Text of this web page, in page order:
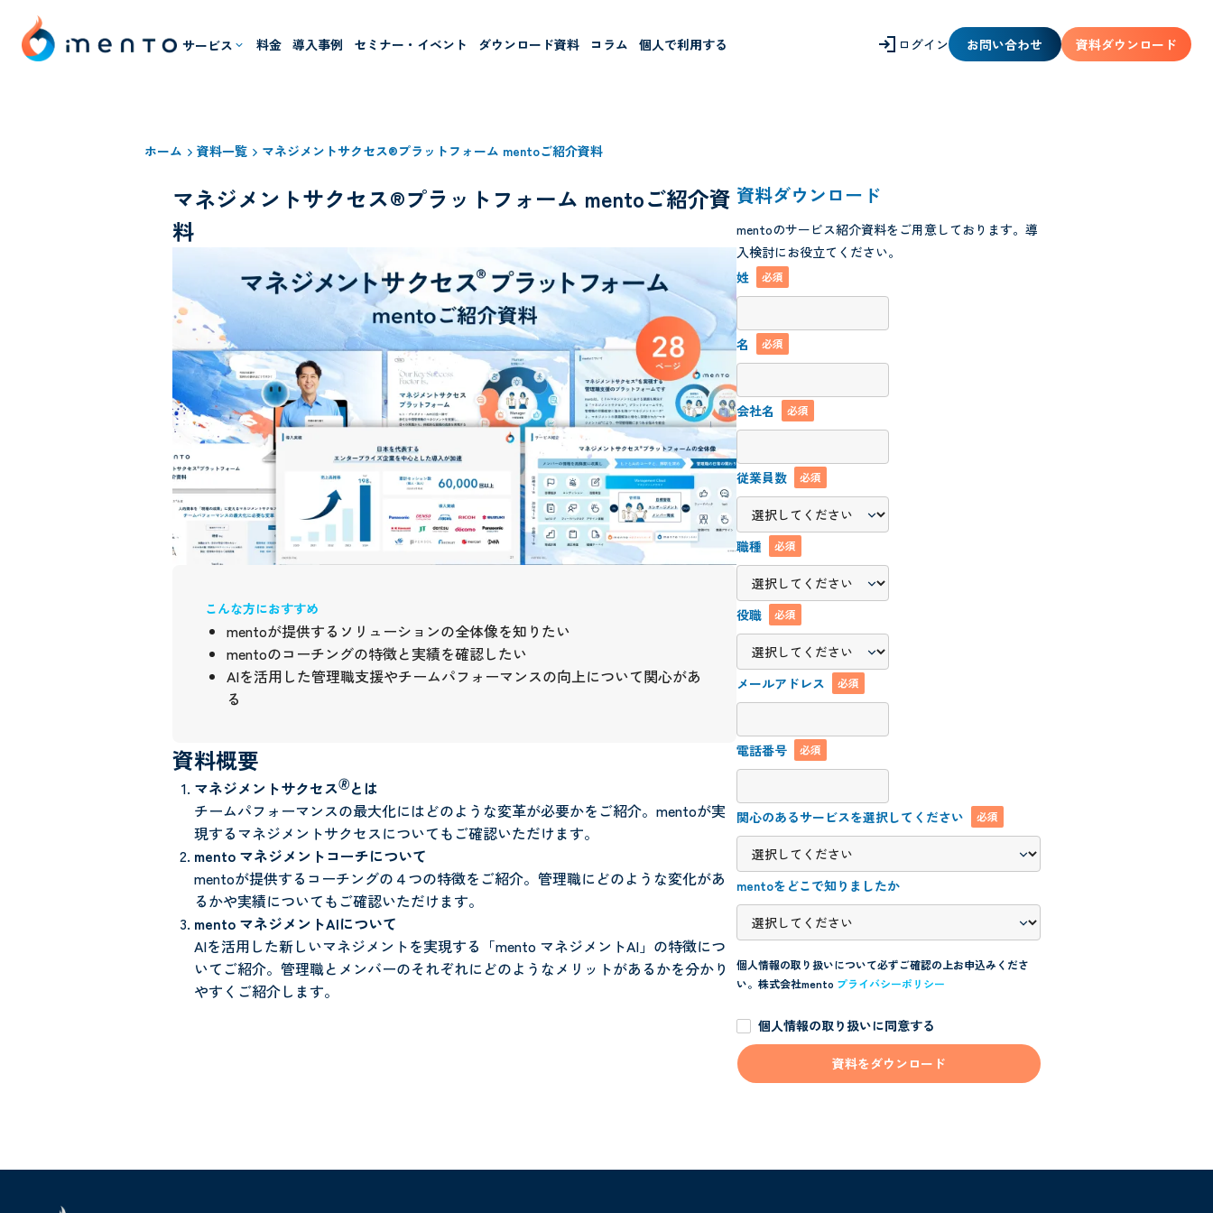
サービス 料金 導入事例 セミナー・イベント ダウンロード資料 コラム 個人で利用する ログイン お問い合わせ 資料ダウンロード
ホーム 資料一覧 マネジメントサクセス®プラットフォーム mentoご紹介資料
マネジメントサクセス®プラットフォーム mentoご紹介資
料
こんな方におすすめ
mentoが提供するソリューションの全体像を知りたい
mentoのコーチングの特徴と実績を確認したい
AIを活用した管理職支援やチームパフォーマンスの向上について関心があ
る
資料概要
マネジメントサクセス🄬とは
チームパフォーマンスの最大化にはどのような変革が必要かをご紹介。mentoが実
現するマネジメントサクセスについてもご確認いただけます。
mento マネジメントコーチについて
mentoが提供するコーチングの４つの特徴をご紹介。管理職にどのような変化があ
るかや実績についてもご確認いただけます。
mento マネジメントAIについて
AIを活用した新しいマネジメントを実現する「mento マネジメントAI」の特徴につ
いてご紹介。管理職とメンバーのそれぞれにどのようなメリットがあるかを分かり
やすくご紹介します。
資料ダウンロード
mentoのサービス紹介資料をご用意しております。導
入検討にお役立てください。
姓
必須
名 必須
会社名 必須
従業員数 必須
職種 必須
役職 必須
メールアドレス 必須
電話番号 必須
関心のあるサービスを選択してください 必須
mentoをどこで知りましたか
個人情報の取り扱いについて必ずご確認の上お申込みくださ
い。株式会社mento プライバシーポリシー
個人情報の取り扱いに同意する